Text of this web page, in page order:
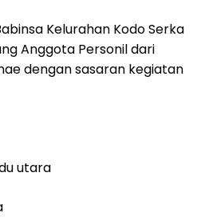
Kelurahan Kodo Serka
Anggota Personil dari
dengan sasaran kegiatan
utara